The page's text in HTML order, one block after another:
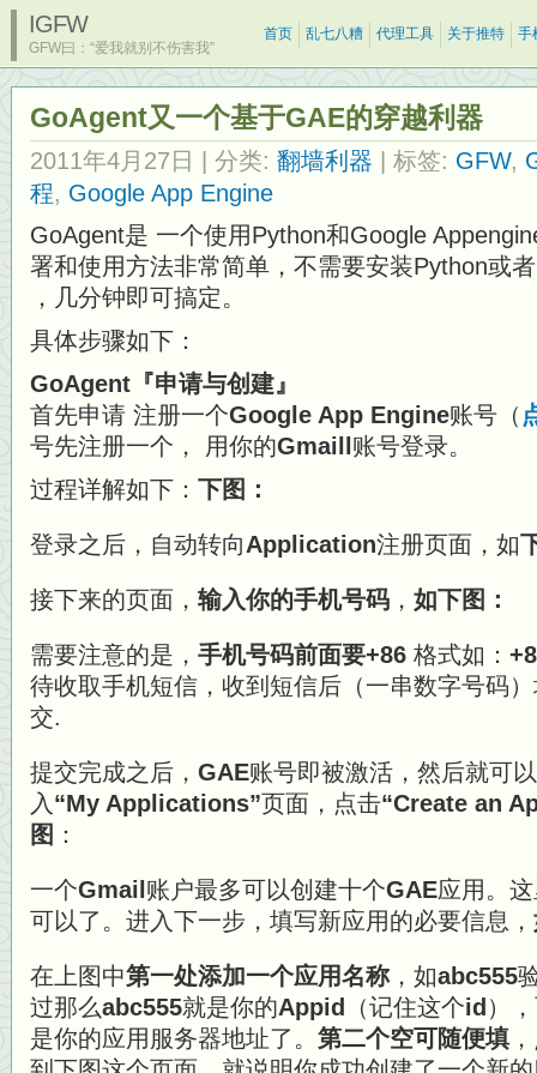
IGFW
GFW曰：“爱我就别不伤害我”
首页 乱七八糟 代理工具 关于推特 手
GoAgent又一个基于GAE的穿越利器
2011年4月27日 | 分类: 翻墙利器 | 标签: GFW,
程, Google App Engine
GoAgent是 一个使用Python和Google
署和使用方法非常简单，不需要安装Python或
，几分钟即可搞定。
具体步骤如下：
GoAgent『申请与创建』
首先申请 注册一个Google App Engine账号（
号先注册一个， 用你的Gmaill 账号登录。
过程详解如下： 下图：
登录之后，自动转向Application注册页面，如
接下来的页面， 输入你的手机号码 ， 如下图：
需要注意的是， 手机号码前面要+86 格式如：
待收取手机短信，收到短信后（一串数字号码
交.
提交完成之后， GAE账号即被激活，然后就可
入 “My Applications”页面，点击“Create an
图 ：
一个Gmail 账户最多可以创建十个GAE应用。
可以了。进入下一步，填写新应用的必要信息，
在上图中第一处添加一个应用名称，如abc555
过那么abc555就是你的Appid （记住这个id ）
是你的应用服务器地址了。 第二个空可随便填